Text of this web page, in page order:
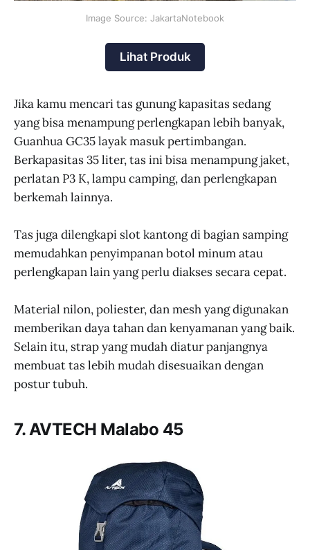
Image Source: JakartaNotebook
Lihat Produk
Jika kamu mencari tas gunung kapasitas sedang
yang bisa menampung perlengkapan lebih banyak,
Guanhua GC35 layak masuk pertimbangan.
Berkapasitas 35 liter, tas ini bisa menampung jaket,
perlatan P3 K, lampu camping, dan perlengkapan
berkemah lainnya.
Tas juga dilengkapi slot kantong di bagian samping
memudahkan penyimpanan botol minum atau
perlengkapan lain yang perlu diakses secara cepat.
Material nilon, poliester, dan mesh yang digunakan
memberikan daya tahan dan kenyamanan yang baik.
Selain itu, strap yang mudah diatur panjangnya
membuat tas lebih mudah disesuaikan dengan
postur tubuh.
7. AVTECH Malabo 45